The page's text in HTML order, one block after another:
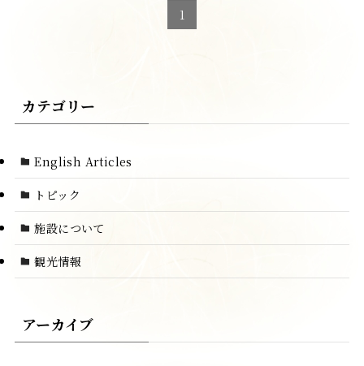
1
カテゴリー
English Articles
トピック
施設について
観光情報
アーカイブ